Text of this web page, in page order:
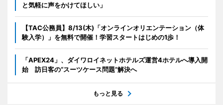
と気軽に声をかけてほしい」
【TAC公務員】8/13(木)「オンラインオリエンテーション（体
験入学）」を無料で開催！学習スタートはじめの1歩！
「APEX24」、ダイワロイネットホテルズ運営4ホテルへ導入開
始 訪日客の“スーツケース問題”解決へ
もっと見る